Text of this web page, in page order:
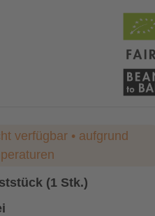
verfügbar • aufgrund
(1 Stk.)